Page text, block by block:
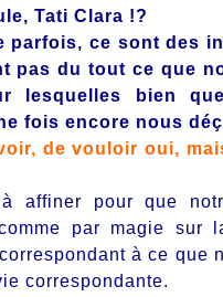
Tati Clara !?
parfois, ce sont des
pas du tout ce que
lesquelles bien
fois encore nous
voir, de vouloir oui,
affiner pour que
comme par magie
à ce
correspondante.